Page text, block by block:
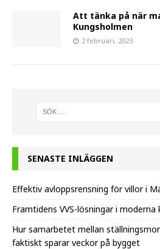
Att tänka på när
Kungsholmen
2 februari, 2023
SENASTE INLÄGGEN
Effektiv avloppsrensning för villor i
Framtidens VVS-lösningar i
Hur samarbetet mellan
faktiskt sparar veckor på bygget